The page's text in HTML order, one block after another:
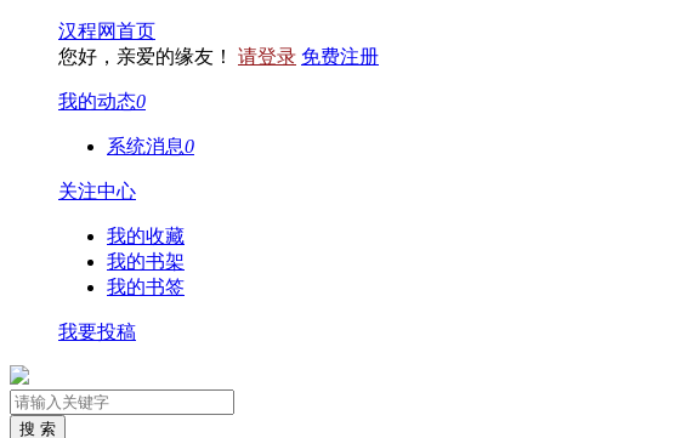
汉程网首页
您好，亲爱的缘友！ 请登录 免费注册
我的动态0
系统消息0
关注中心
我的收藏
我的书架
我的书签
我要投稿